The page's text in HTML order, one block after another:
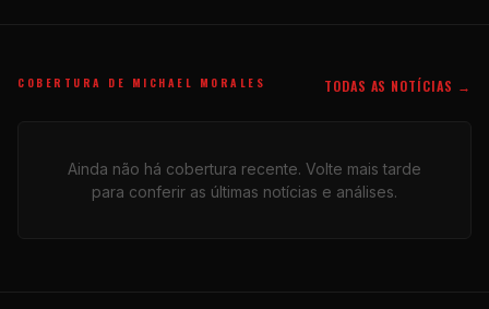
COBERTURA DE MICHAEL MORALES TODAS AS NOTÍCIAS →
Ainda não há cobertura recente. Volte mais tarde
para conferir as últimas notícias e análises.